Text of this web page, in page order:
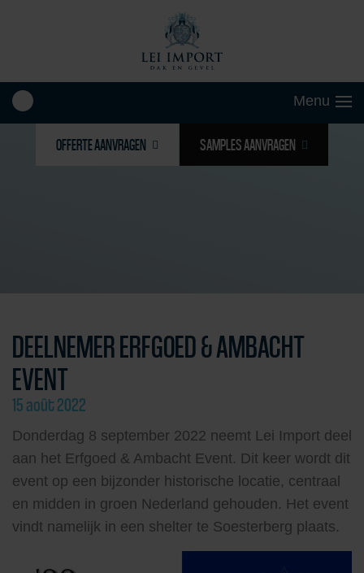
OFFERTE AANVRAGEN SAMPLES AANVRAGEN
DEELNEMER ERFGOED & AMBACHT
EVENT
15 août 2022
Donderdag 8 september 2022 neemt Lei Import deel
aan het Erfgoed & Ambacht Event. Dit keer wordt dit
event op een bijzonder historische locatie, centraal
en midden in groen Nederland gehouden. Het event
vindt namelijk in een shelter te Soesterberg plaats.